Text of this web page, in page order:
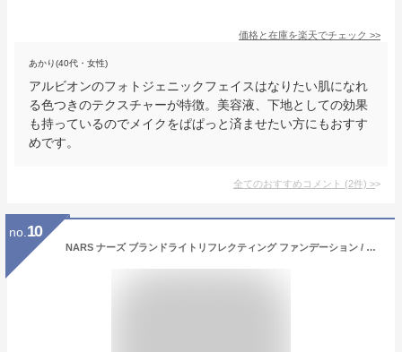
価格と在庫を楽天でチェック >>
あかり(40代・女性)
アルビオンのフォトジェニックフェイスはなりたい肌になれ
る色つきのテクスチャーが特徴。美容液、下地としての効果
も持っているのでメイクをぱぱっと済ませたい方にもおすす
めです。
全てのおすすめコメント (2件) >
no. 10
NARS ナーズ ブランドライトリフレクティング ファンデーション / 02166 / 30ml リキッドファンデーション